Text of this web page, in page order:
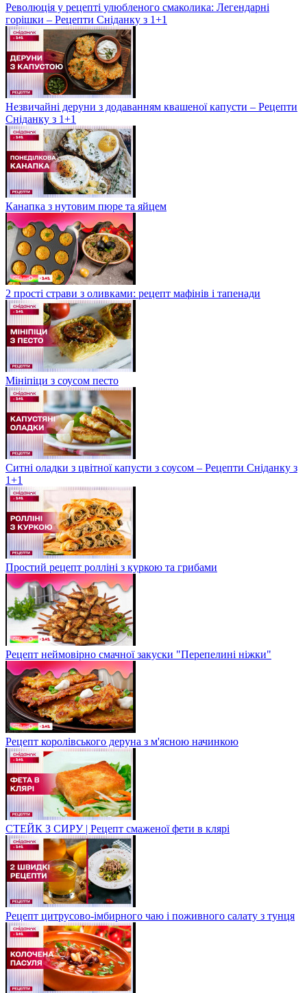
Революція у рецепті улюбленого смаколика: Легендарні
горішки – Рецепти Сніданку з 1+1
Незвичайні деруни з додаванням квашеної капусти – Рецепти
Сніданку з 1+1
Канапка з нутовим пюре та яйцем
2 прості страви з оливками: рецепт мафінів і тапенади
Мініпіци з соусом песто
Ситні оладки з цвітної капусти з соусом – Рецепти Сніданку з
1+1
Простий рецепт ролліні з куркою та грибами
Рецепт неймовірно смачної закуски "Перепелині ніжки"
Рецепт королівського деруна з м'ясною начинкою
СТЕЙК З СИРУ | Рецепт смаженої фети в клярі
Рецепт цитрусово-імбирного чаю і поживного салату з тунця